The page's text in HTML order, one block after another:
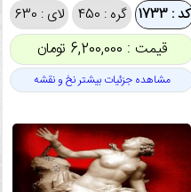
کد : 1733 گره : 450 لای : 630
قیمت : 6,200,000 تومان
مشاهده جزئیات بیشتر نخ و نقشه